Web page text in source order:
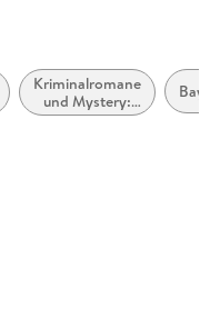
Kriminalromane
und Mystery:
Polizeiarbeit &